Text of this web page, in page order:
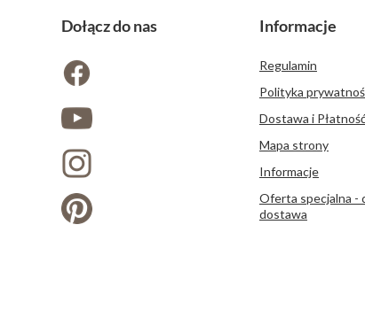
Dołącz do nas Informacje
Regulamin
Polityka
Dostawa i Płatność
Mapa strony
Informacje
Oferta specjalna -
dostawa